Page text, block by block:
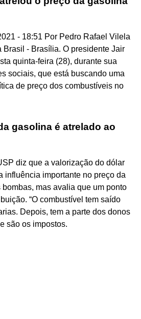
- 18:51 Por Pedro Rafael Vilela
Brasil - Brasília. O presidente Jair
quinta-feira (28), durante sua
sociais, que está buscando uma
de preço dos combustíveis no
gasolina é atrelado ao
diz que a valorização do dólar
influência importante no preço da
mas avalia que um ponto
“O combustível tem saído
Depois, tem a parte dos donos
são os impostos.